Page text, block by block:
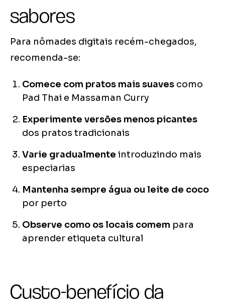
sabores
Para nômades digitais recém-chegados,
recomenda-se:
Comece com pratos mais suaves como
Pad Thai e Massaman Curry
Experimente versões menos picantes
dos pratos tradicionais
Varie gradualmente introduzindo mais
especiarias
Mantenha sempre água ou leite de coco
por perto
Observe como os locais comem para
aprender etiqueta cultural
Custo-benefício da